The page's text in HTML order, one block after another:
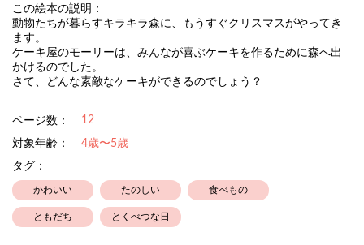
この絵本の説明：
動物たちが暮らすキラキラ森に、もうすぐクリスマスがやってき
ます。
ケーキ屋のモーリーは、みんなが喜ぶケーキを作るために森へ出
かけるのでした。
さて、どんな素敵なケーキができるのでしょう？
ページ数： 12
対象年齢：
4歳〜5歳
タグ：
かわいい たのしい 食べもの
ともだち とくべつな日